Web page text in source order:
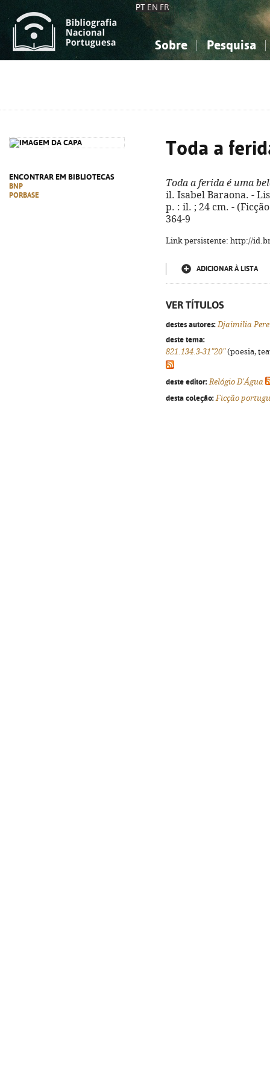
PT EN FR
Sobre Pesquisa
ENCONTRAR EM BIBLIOTECAS
BNP
PORBASE
Toda a
Toda a ferida é uma
il. Isabel Baraona. -
p. : il. ; 24 cm. -
364-9
Link persistente: http://
ADICIONAR À LISTA
VER TÍTULOS
destes autores: Djaimilia
deste tema:
821.134.3-31"20"(poesia,
deste editor: Relógio D'Água
desta coleção: Ficção